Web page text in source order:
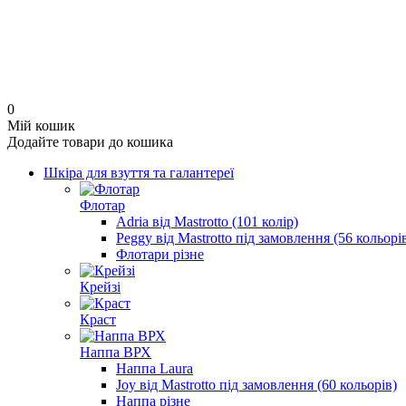
0
Мій кошик
Додайте товари до кошика
Шкіра для взуття та галантереї
Флотар
Adria від Mastrotto (101 колір)
Peggy від Mastrotto під замовлення (56
Флотари різне
Крейзі
Краст
Наппа ВРХ
Наппа Laura
Joy від Mastrotto під замовлення (60 кольорів)
Наппа різне